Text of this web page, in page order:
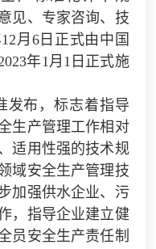
见、专家咨询、技
月6日正式由中国
年1月1日正式施
发布，标志着指导
生产管理工作相对
适用性强的技术规
域安全生产管理技
加强供水企业、污
，指导企业建立健
员安全生产责任制